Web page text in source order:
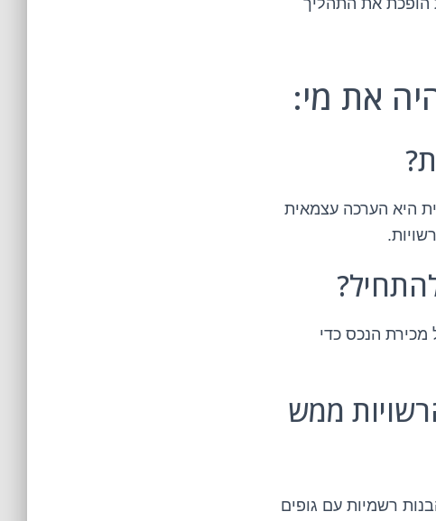
הופכת את התהליך
את מי:
היא הערכה עצמאית
הנכס כדי
ממש
רשמיות עם גופים